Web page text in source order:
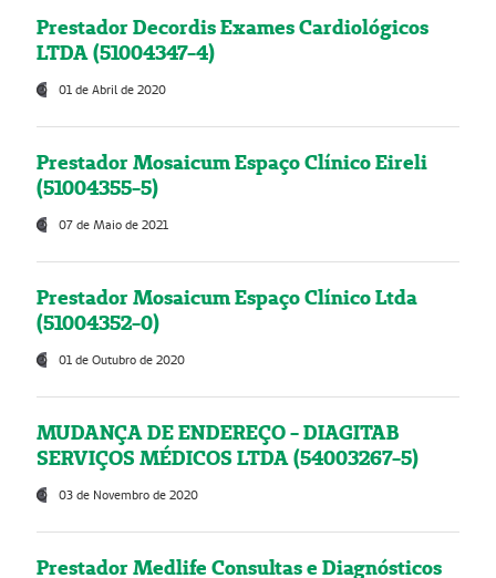
Prestador Decordis Exames Cardiológicos
LTDA (51004347-4)
01 de Abril de 2020
Prestador Mosaicum Espaço Clínico Eireli
(51004355-5)
07 de Maio de 2021
Prestador Mosaicum Espaço Clínico Ltda
(51004352-0)
01 de Outubro de 2020
MUDANÇA DE ENDEREÇO - DIAGITAB
SERVIÇOS MÉDICOS LTDA (54003267-5)
03 de Novembro de 2020
Prestador Medlife Consultas e Diagnósticos